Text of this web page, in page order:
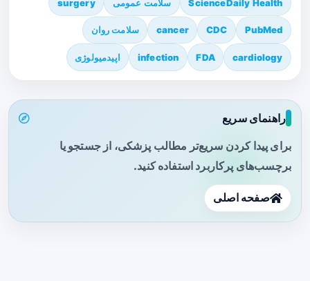
ScienceDaily Health سلامت عمومی surgery
PubMed
CDC
cancer سلامت روان
cardiology
FDA
infection اپیدمیولوژی
راهنمای سریع
برای پیدا کردن سریع‌تر مطالب پزشکی، از جستجو یا
برچسب‌های پرکاربرد استفاده کنید.
صفحه اصلی